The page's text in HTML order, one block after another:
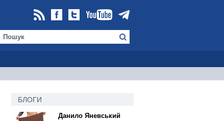
БЛОГИ
Данило Яневський